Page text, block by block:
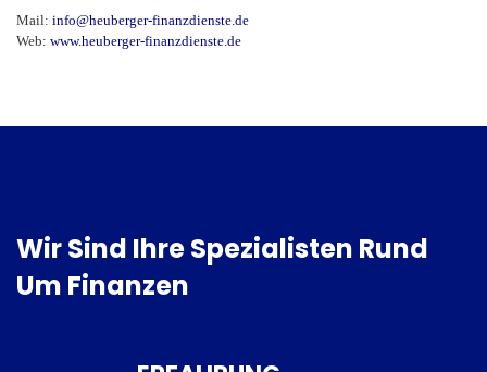
Mail: info@heuberger-finanzdienste.de
Web: www.heuberger-finanzdienste.de
Wir Sind Ihre Spezialisten Rund
Um Finanzen